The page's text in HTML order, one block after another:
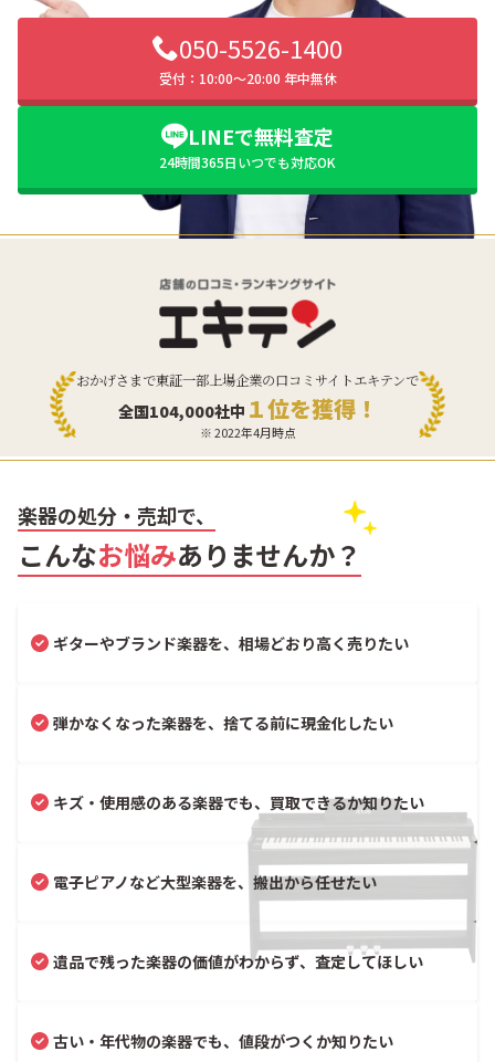
050-5526-1400
受付：10:00〜20:00 年中無休
LINEで無料査定
24時間365日いつでも対応OK
おかげさまで東証一部上場企業の口コミサイトエキテンで
全国104,000社中 １位を獲得！
※ 2022年4月時点
楽器の処分・売却で、
こんなお悩みありませんか？
ギターやブランド楽器を、相場どおり高く売りたい
弾かなくなった楽器を、捨てる前に現金化したい
キズ・使用感のある楽器でも、買取できるか知りたい
電子ピアノなど大型楽器を、搬出から任せたい
遺品で残った楽器の価値がわからず、査定してほしい
古い・年代物の楽器でも、値段がつくか知りたい